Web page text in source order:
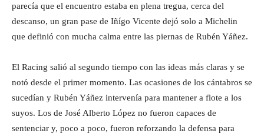
parecía que el encuentro estaba en plena tregua, cerca del
descanso, un gran pase de Iñígo Vicente dejó solo a Michelin
que definió con mucha calma entre las piernas de Rubén Yáñez.
El Racing salió al segundo tiempo con las ideas más claras y se
notó desde el primer momento. Las ocasiones de los cántabros se
sucedían y Rubén Yáñez intervenía para mantener a flote a los
suyos. Los de José Alberto López no fueron capaces de
sentenciar y, poco a poco, fueron reforzando la defensa para